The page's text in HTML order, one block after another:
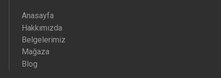
Anasayfa
Hakkımızda
Belgelerimiz
Mağaza
Blog